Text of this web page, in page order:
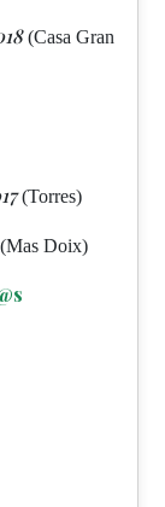
(Casa Gran
(Torres)
Doix)